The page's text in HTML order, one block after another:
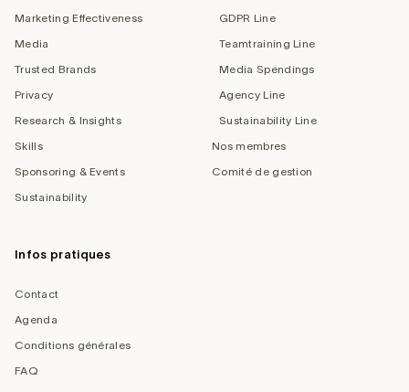
Marketing Effectiveness
Media
Trusted Brands
Privacy
Research & Insights
Skills
Sponsoring & Events
Sustainability
GDPR Line
Teamtraining Line
Media Spendings
Agency Line
Sustainability Line
Nos membres
Comité de gestion
Infos pratiques
Contact
Agenda
Conditions générales
FAQ